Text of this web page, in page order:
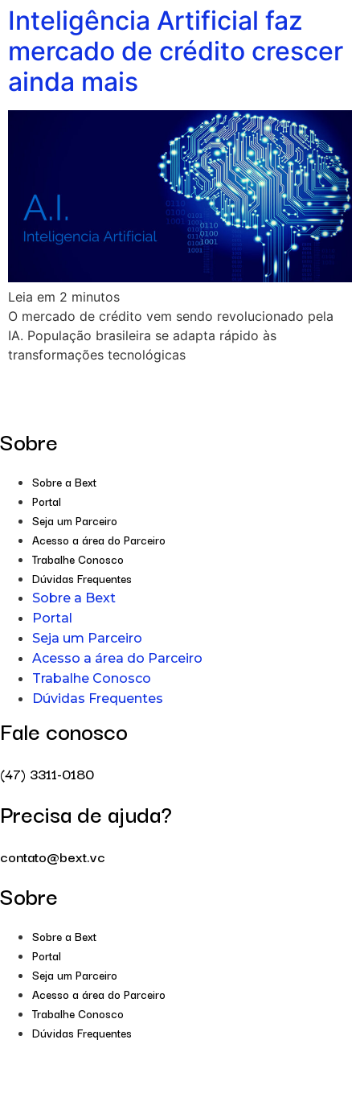
Inteligência Artificial faz
mercado de crédito crescer
ainda mais
Leia em 2 minutos
O mercado de crédito vem sendo revolucionado pela
IA. População brasileira se adapta rápido às
transformações tecnológicas
Sobre
Sobre a Bext
Portal
Seja um Parceiro
Acesso a área do Parceiro
Trabalhe Conosco
Dúvidas Frequentes
Sobre a Bext
Portal
Seja um Parceiro
Acesso a área do Parceiro
Trabalhe Conosco
Dúvidas Frequentes
Fale conosco
(47) 3311-0180
Precisa de ajuda?
contato@bext.vc
Sobre
Sobre a Bext
Portal
Seja um Parceiro
Acesso a área do Parceiro
Trabalhe Conosco
Dúvidas Frequentes